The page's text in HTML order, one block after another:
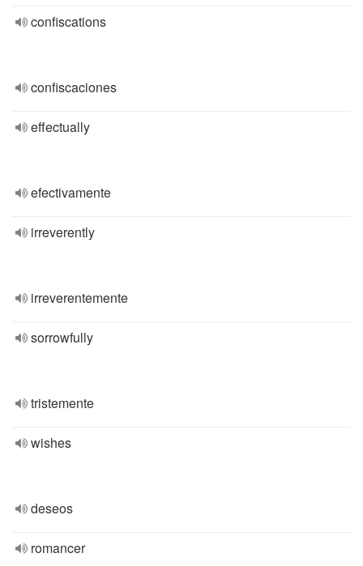
confiscations
confiscaciones
effectually
efectivamente
irreverently
irreverentemente
sorrowfully
tristemente
wishes
deseos
romancer